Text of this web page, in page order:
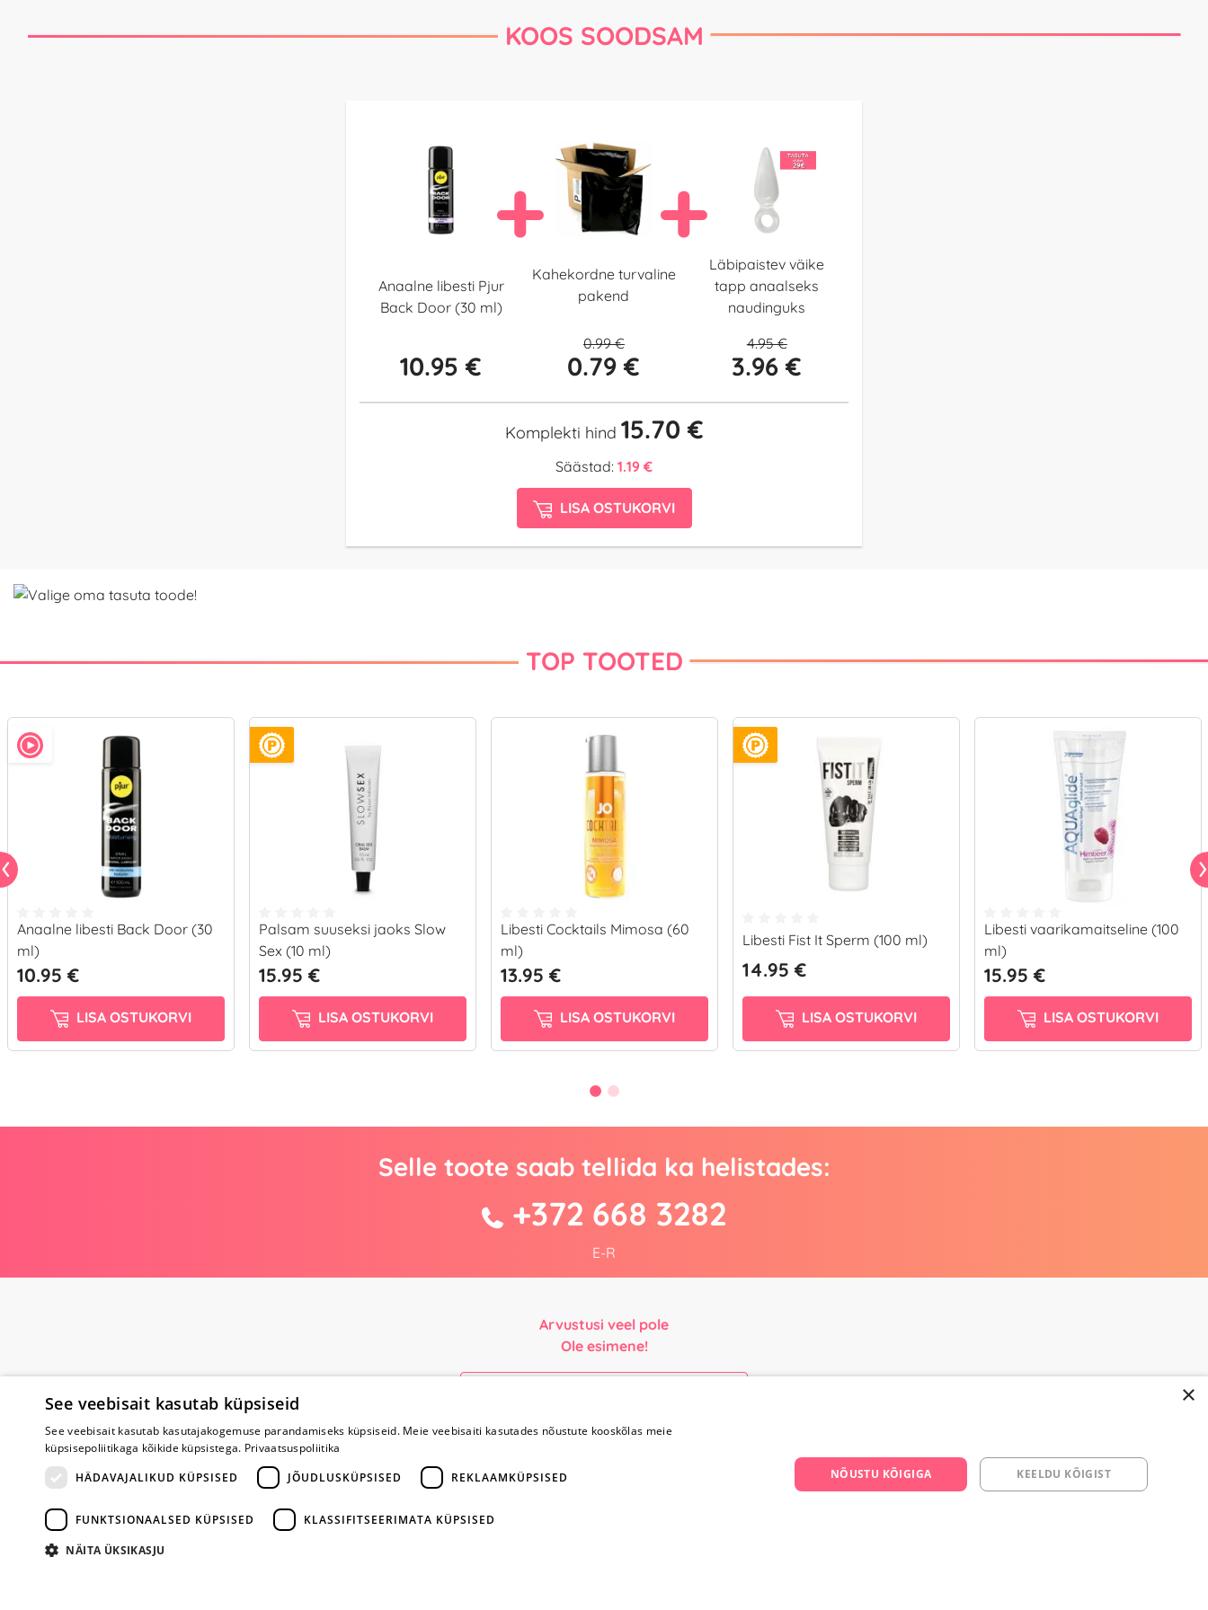
KOOS SOODSAM
Anaalne libesti Pjur
Back Door (30 ml)
10.95 €
Kahekordne turvaline
pakend
0.99 €
0.79 €
Läbipaistev väike
tapp anaalseks
naudinguks
4.95 €
3.96 €
Komplekti hind 15.70 €
Säästad: 1.19 €
LISA OSTUKORVI
TOP TOOTED
Anaalne libesti Back Door (30
ml)
10.95 €
LISA OSTUKORVI
Palsam suuseksi jaoks Slow
Sex (10 ml)
15.95 €
LISA OSTUKORVI
Libesti Cocktails Mimosa (60
ml)
13.95 €
LISA OSTUKORVI
Libesti Fist It Sperm (100 ml)
14.95 €
LISA OSTUKORVI
Libesti vaarikamaitseline (100
ml)
15.95 €
LISA OSTUKORVI
Selle toote saab tellida ka helistades:
+372 668 3282
E-R
Arvustusi veel pole
Ole esimene!
Poe kohta
Meist
Maksmine ja
kohaletoimetamine
×
See veebisait kasutab küpsiseid
See veebisait kasutab kasutajakogemuse parandamiseks küpsiseid. Meie veebisaiti kasutades nõustute kooskõlas meie
küpsisepoliitikaga kõikide küpsistega. Privaatsuspoliitika
HÄDAVAJALIKUD KÜPSISED
JÕUDLUSKÜPSISED REKLAAMKÜPSISED
FUNKTSIONAALSED KÜPSISED KLASSIFITSEERIMATA KÜPSISED
NÄITA ÜKSIKASJU
NÕUSTU KÕIGIGA KEELDU KÕIGIST